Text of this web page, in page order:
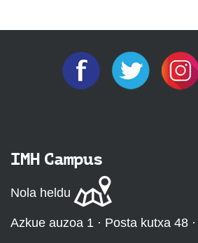
IMH Campus
Nola heldu
Azkue auzoa 1 · Posta kutxa 48